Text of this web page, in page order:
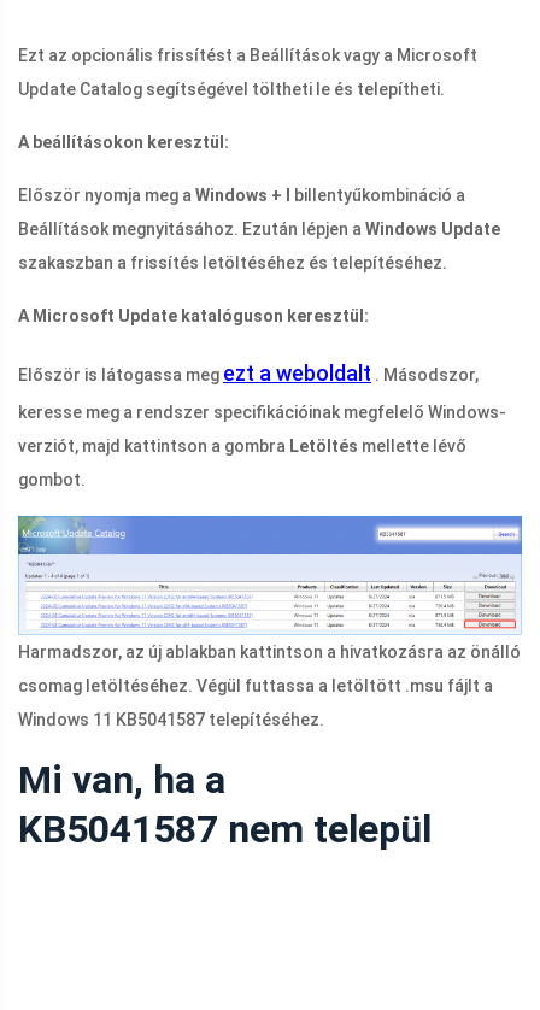
Ezt az opcionális frissítést a Beállítások vagy a Microsoft
Update Catalog segítségével töltheti le és telepítheti.
A beállításokon keresztül:
Először nyomja meg a Windows + I
billentyűkombináció a
Beállítások megnyitásához. Ezután lépjen a Windows Update
szakaszban a frissítés letöltéséhez és telepítéséhez.
A Microsoft Update katalóguson keresztül:
Először is látogassa meg ezt a weboldalt . Másodszor,
keresse meg a rendszer specifikációinak megfelelő Windows-
verziót, majd kattintson a gombra Letöltés mellette lévő
gombot.
Harmadszor, az új ablakban kattintson a hivatkozásra az önálló
csomag letöltéséhez. Végül futtassa a letöltött .msu fájlt a
Windows 11 KB5041587 telepítéséhez.
Mi van, ha a
KB5041587 nem települ